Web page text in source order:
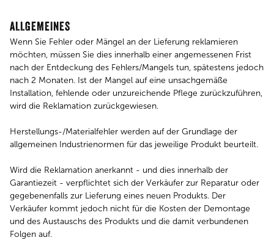
ALLGEMEINES
Wenn Sie Fehler oder Mängel an der Lieferung reklamieren
möchten, müssen Sie dies innerhalb einer angemessenen Frist
nach der Entdeckung des Fehlers/Mangels tun, spätestens jedoch
nach 2 Monaten. Ist der Mangel auf eine unsachgemäße
Installation, fehlende oder unzureichende Pflege zurückzuführen,
wird die Reklamation zurückgewiesen.
Herstellungs-/Materialfehler werden auf der Grundlage der
allgemeinen Industrienormen für das jeweilige Produkt beurteilt.
Wird die Reklamation anerkannt - und dies innerhalb der
Garantiezeit - verpflichtet sich der Verkäufer zur Reparatur oder
gegebenenfalls zur Lieferung eines neuen Produkts. Der
Verkäufer kommt jedoch nicht für die Kosten der Demontage
und des Austauschs des Produkts und die damit verbundenen
Folgen auf.